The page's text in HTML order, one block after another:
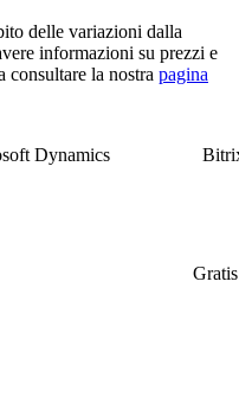
delle variazioni dalla
informazioni su prezzi e
consultare la nostra pagina
Dynamics